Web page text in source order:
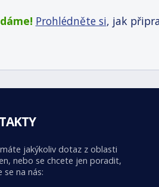
Prohlédněte si, jak
jakýkoliv dotaz z oblasti
nebo se chcete jen poradit,
se na nás: